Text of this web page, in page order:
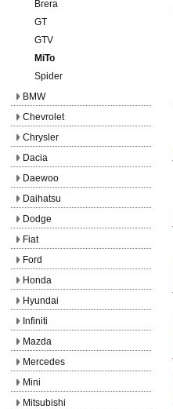
Brera
GT
GTV
MiTo
Spider
BMW
Chevrolet
Chrysler
Dacia
Daewoo
Daihatsu
Dodge
Fiat
Ford
Honda
Hyundai
Infiniti
Mazda
Mercedes
Mini
Mitsubishi